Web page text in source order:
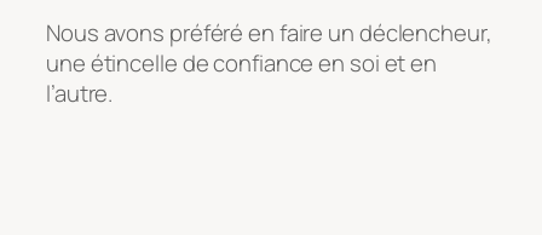
Nous avons préféré en faire un déclencheur,
une étincelle de confiance en soi et en
l’autre.